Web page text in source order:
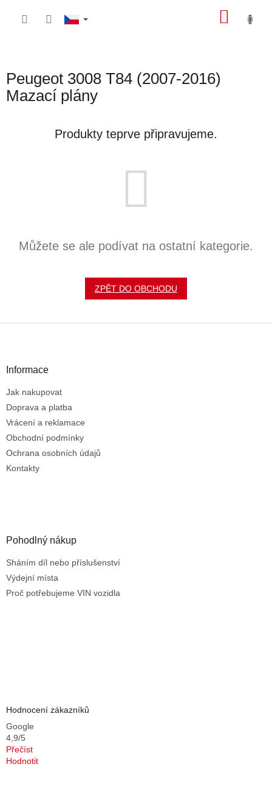
Peugeot 3008 T84 (2007-2016)
Mazací plány
Produkty teprve připravujeme.
Můžete se ale podívat na ostatní kategorie.
ZPĚT DO OBCHODU
Informace
Jak nakupovat
Doprava a platba
Vrácení a reklamace
Obchodní podmínky
Ochrana osobních údajů
Kontakty
Pohodlný nákup
Sháním díl nebo příslušenství
Výdejní místa
Proč potřebujeme VIN vozidla
Hodnocení zákazníků
Google
4,9/5
Přečíst
Hodnotit